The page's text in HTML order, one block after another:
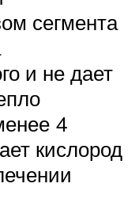
сегмента
и не дает
4
кислород